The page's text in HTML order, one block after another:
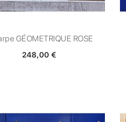
GÉOMETRIQUE ROSE
248,00 €